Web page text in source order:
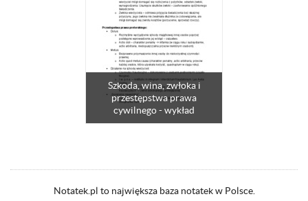
Szkoda, wina, zwłoka i
przestępstwa prawa
cywilnego - wykład
Notatek.pl to największa baza notatek w Polsce.